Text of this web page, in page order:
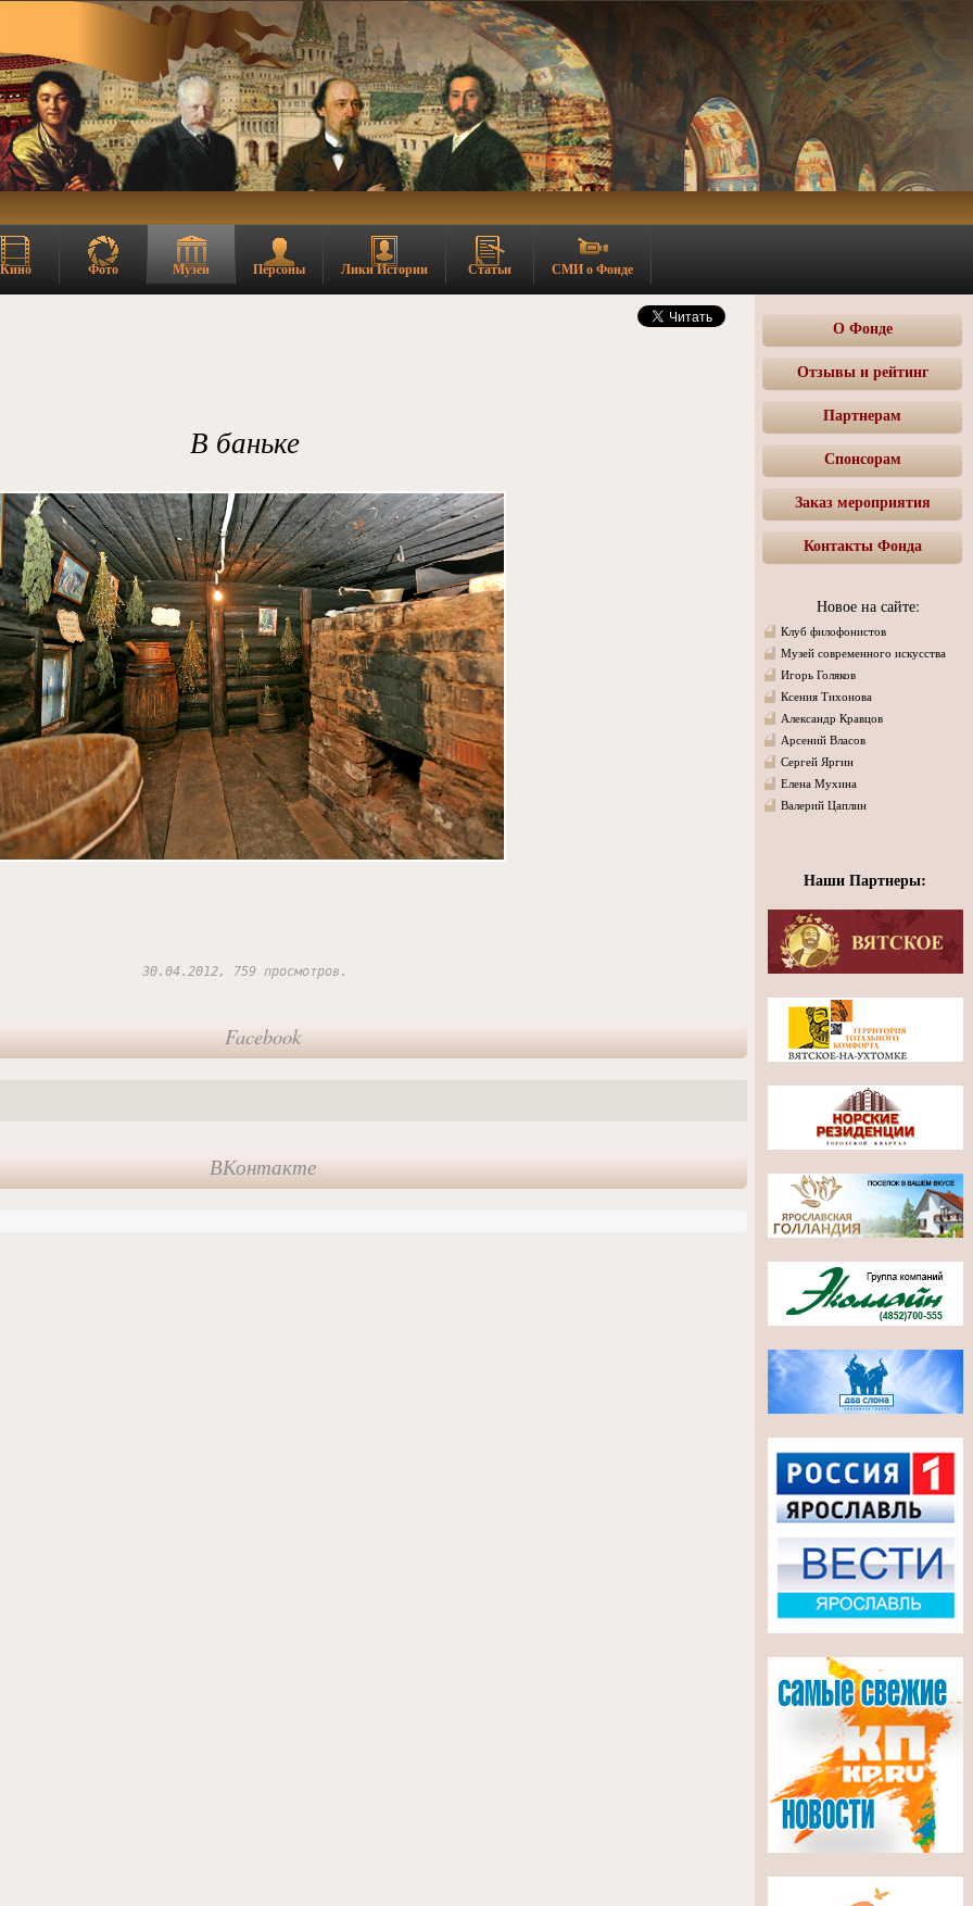
Кино Фото Музеи Персоны Лики Истории Статьи СМИ о Фонде
В баньке
30.04.2012, 759 просмотров.
Facebook
ВКонтакте
О Фонде
Отзывы и рейтинг
Партнерам
Спонсорам
Заказ мероприятия
Контакты Фонда
Новое на сайте:
Клуб филофонистов
Музей современного искусства
Игорь Голяков
Ксения Тихонова
Александр Кравцов
Арсений Власов
Сергей Яргин
Елена Мухина
Валерий Цаплин
Наши Партнеры: